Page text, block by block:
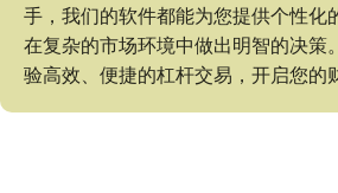
手，我们的软件都能为您提供个性化
在复杂的市场环境中做出明智的决策
验高效、便捷的杠杆交易，开启您的